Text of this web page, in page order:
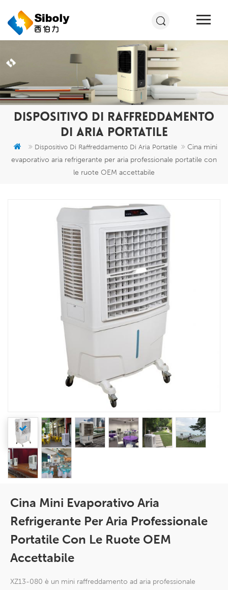
DISPOSITIVO DI RAFFREDDAMENTO
DI ARIA PORTATILE
Dispositivo Di Raffreddamento Di Aria Portatile
Cina mini
evaporativo aria refrigerante per aria professionale portatile con
le ruote OEM accettabile
Cina Mini Evaporativo Aria
Refrigerante Per Aria Professionale
Portatile Con Le Ruote OEM
Accettabile
XZ13-080 è un mini raffreddamento ad aria professionale